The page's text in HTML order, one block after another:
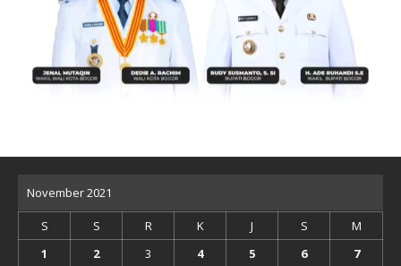
November 2021
S S R K J S
M
1
2 3 4 5 6 7